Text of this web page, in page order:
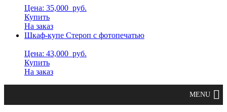
Цена: 35,000 руб.
Купить
На заказ
Шкаф-купе Стероп с фотопечатью
Цена: 43,000 руб.
Купить
На заказ